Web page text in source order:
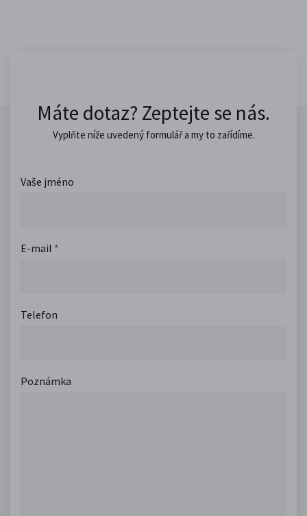
Máte dotaz? Zeptejte se nás.
Vyplňte níže uvedený formulář a my to zařídíme.
Vaše jméno
E-mail *
Telefon
Poznámka